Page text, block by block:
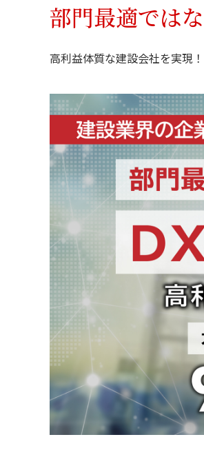
部門最適では
高利益体質な建設会社を実現！